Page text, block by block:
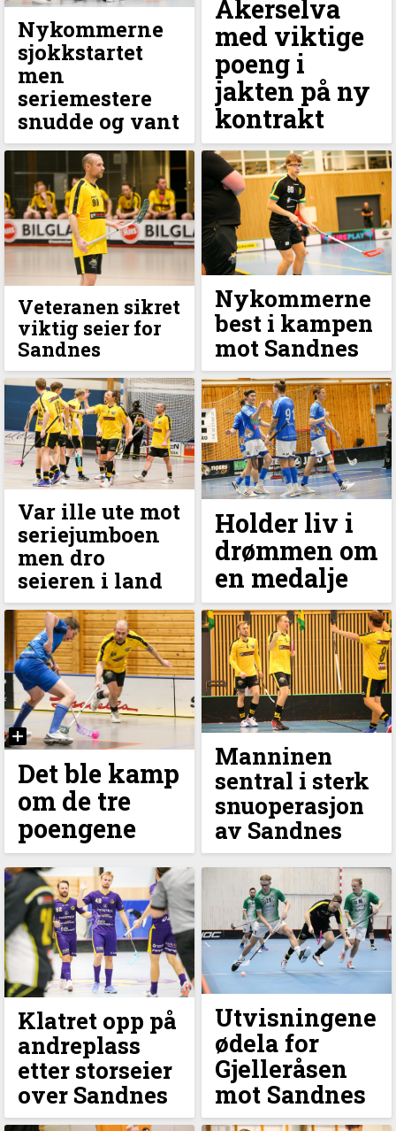
Nykommerne
sjokkstartet
men
seriemestere
snudde og vant
Akerselva
med viktige
poeng i
jakten på ny
kontrakt
Veteranen sikret
viktig seier for
Sandnes
Nykommerne
best i kampen
mot Sandnes
Var ille ute mot
seriejumboen
men dro
seieren i land
Holder liv i
drømmen om
en medalje
Det ble kamp
om de tre
poengene
Manninen
sentral i sterk
snuoperasjon
av Sandnes
Klatret opp på
andreplass
etter storseier
over Sandnes
Utvisningene
ødela for
Gjelleråsen
mot Sandnes